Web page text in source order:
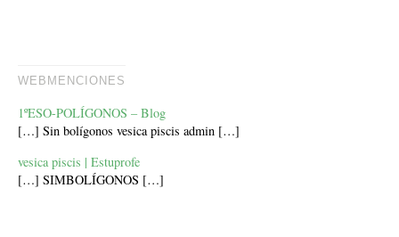
WEBMENCIONES
1ºESO-POLÍGONOS – Blog
[…] Sin bolígonos vesica piscis admin […]
vesica piscis | Estuprofe
[…] SIMBOLÍGONOS […]